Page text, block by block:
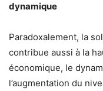
dynamique
Paradoxalement, la
contribue aussi à la
économique, le
l’augmentation du